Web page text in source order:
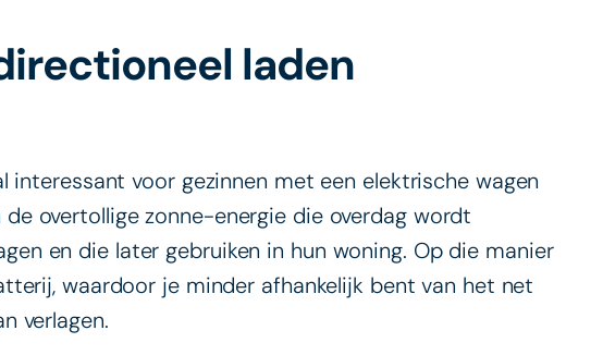
laden
interessant voor gezinnen met een elektrische wagen
de overtollige zonne-energie die overdag wordt
en die later gebruiken in hun woning. Op die manier
waardoor je minder afhankelijk bent van het net
verlagen.